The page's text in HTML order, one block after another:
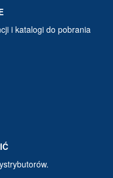
i katalogi do pobrania